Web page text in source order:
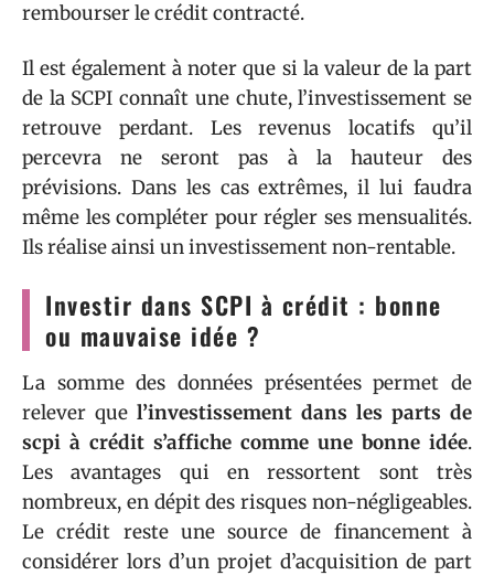
rembourser le crédit contracté.
Il est également à noter que si la valeur de la part
de la SCPI connaît une chute, l’investissement se
retrouve perdant. Les revenus locatifs qu’il
percevra ne seront pas à la hauteur des
prévisions. Dans les cas extrêmes, il lui faudra
même les compléter pour régler ses mensualités.
Ils réalise ainsi un investissement non-rentable.
Investir dans SCPI à crédit : bonne
ou mauvaise idée ?
La somme des données présentées permet de
relever que l’investissement dans les parts de
scpi à crédit s’affiche comme une bonne idée.
Les avantages qui en ressortent sont très
nombreux, en dépit des risques non-négligeables.
Le crédit reste une source de financement à
considérer lors d’un projet d’acquisition de part